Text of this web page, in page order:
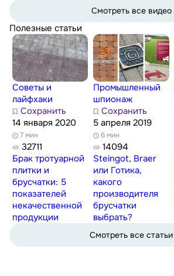
Смотреть все видео
Полезные статьи
Советы и
лайфхаки
Сохранить
14 января 2020
7 мин
32711
Брак тротуарной
плитки и
брусчатки: 5
показателей
некачественной
продукции
Промышленный
шпионаж
Сохранить
5 апреля 2019
6 мин
14094
Steingot, Braer
или Готика,
какого
производителя
брусчатки
выбрать?
Смотреть все статьи